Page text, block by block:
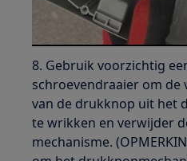
8. Gebruik voorzichtig
schroevendraaier om de
van de drukknop uit het
te wrikken en verwijder
mechanisme.